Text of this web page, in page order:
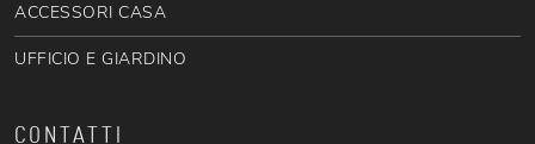
ACCESSORI CASA
UFFICIO E GIARDINO
CONTATTI